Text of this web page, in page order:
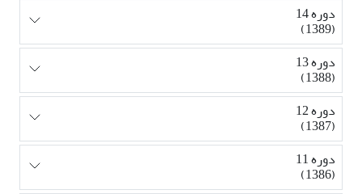
دوره 14
(1389)
دوره 13
(1388)
دوره 12
(1387)
دوره 11
(1386)